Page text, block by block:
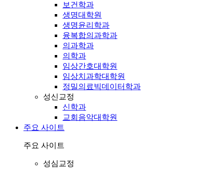
보건학과
생명대학원
생명윤리학과
융복합의과학과
의과학과
의학과
임상간호대학원
임상치과학대학원
정밀의료빅데이터학과
성신교정
신학과
교회음악대학원
주요 사이트
주요 사이트
성심교정